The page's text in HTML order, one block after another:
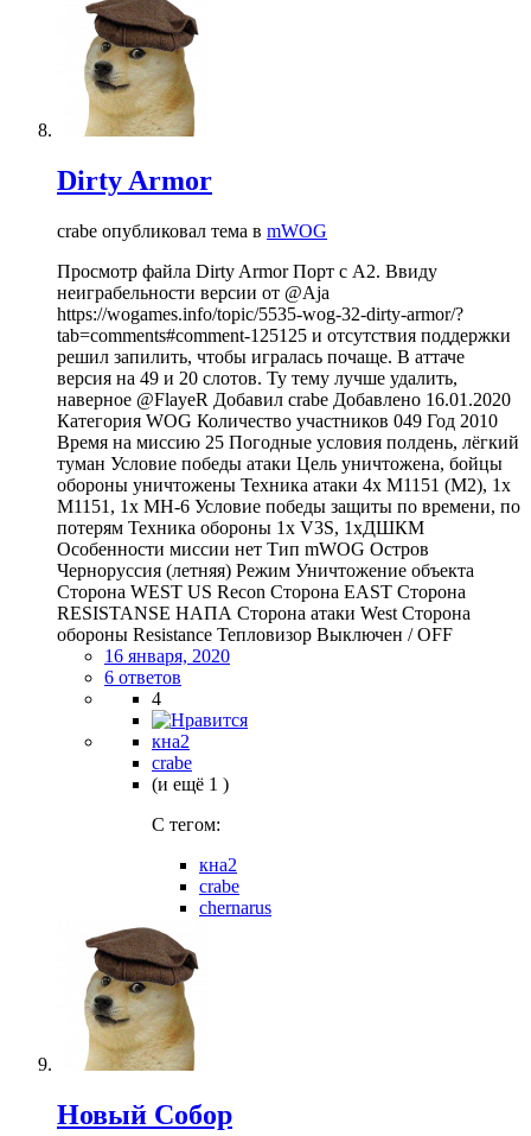
Dirty Armor
crabe опубликовал тема в mWOG
Просмотр файла Dirty Armor Порт с А2. Ввиду
неиграбельности версии от @Aja
https://wogames.info/topic/5535-wog-32-dirty-armor/?
tab=comments#comment-125125 и отсутствия поддержки
решил запилить, чтобы игралась почаще. В аттаче
версия на 49 и 20 слотов. Ту тему лучше удалить,
наверное @FlayeR Добавил crabe Добавлено 16.01.2020
Категория WOG Количество участников 049 Год 2010
Время на миссию 25 Погодные условия полдень, лёгкий
туман Условие победы атаки Цель уничтожена, бойцы
обороны уничтожены Техника атаки 4x M1151 (M2), 1x
M1151, 1x MH-6 Условие победы защиты по времени, по
потерям Техника обороны 1x V3S, 1xДШКМ
Особенности миссии нет Тип mWOG Остров
Черноруссия (летняя) Режим Уничтожение объекта
Сторона WEST US Recon Сторона EAST Сторона
RESISTANSE НАПА Сторона атаки West Сторона
обороны Resistance Тепловизор Выключен / OFF
16 января, 2020
6 ответов
4
кна2
crabe
(и ещё 1 )
C тегом:
кна2
crabe
chernarus
Новый Собор